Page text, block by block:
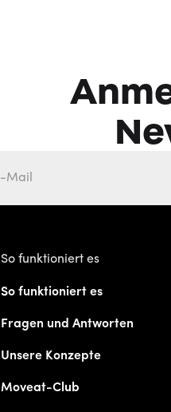
So funktioniert es
So funktioniert es
Fragen und Antworten
Unsere Konzepte
Moveat-Club